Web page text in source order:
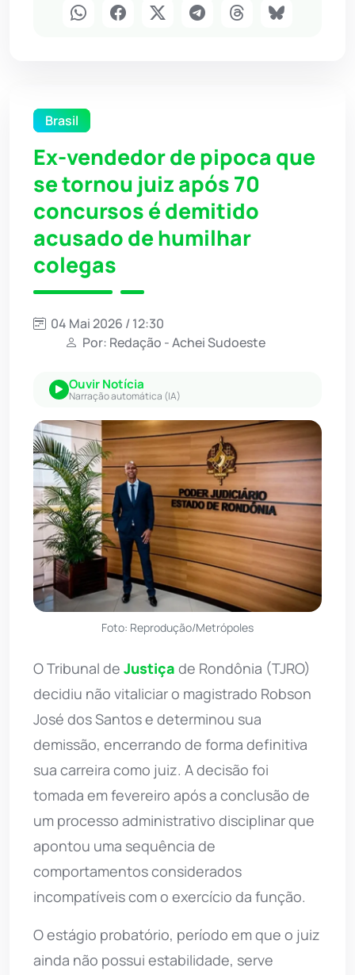
Brasil
Ex-vendedor de pipoca que
se tornou juiz após 70
concursos é demitido
acusado de humilhar
colegas
04 Mai 2026 / 12:30
Por: Redação - Achei Sudoeste
Ouvir Notícia
Narração automática (IA)
Foto: Reprodução/Metrópoles
O Tribunal de Justiça de Rondônia (TJRO)
decidiu não vitaliciar o magistrado Robson
José dos Santos e determinou sua
demissão, encerrando de forma definitiva
sua carreira como juiz. A decisão foi
tomada em fevereiro após a conclusão de
um processo administrativo disciplinar que
apontou uma sequência de
comportamentos considerados
incompatíveis com o exercício da função.
O estágio probatório, período em que o juiz
ainda não possui estabilidade, serve